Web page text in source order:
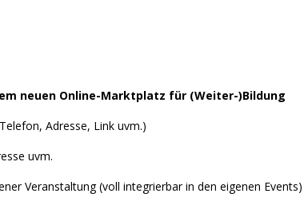
neuen Online-Marktplatz für (Weiter-)Bildung
Adresse, Link uvm.)
uvm.
Veranstaltung (voll integrierbar in den eigenen Events)